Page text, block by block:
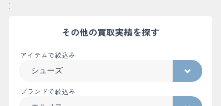
その他の買取実績を探す
アイテムで絞込み
ブランドで絞込み